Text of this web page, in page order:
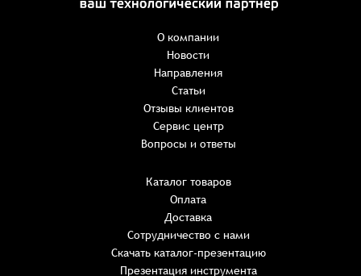
обязательное поле
Заказать презентацию
Не менее шести символов
Спасибо, что выбрали нас! Менеджер свяжется с Вами в
Восстановление пароля
О компании
Новости
Направления
Статьи
Отзывы клиентов
Сервис центр
Вопросы и ответы
Каталог товаров
Оплата
Доставка
Сотрудничество с нами
Скачать каталог-презентацию
Презентация инструмента